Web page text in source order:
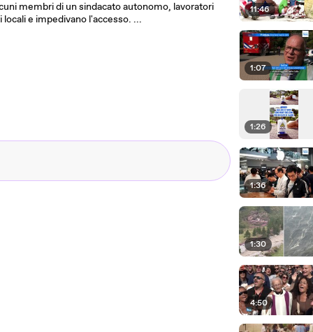
membri di un sindacato autonomo, lavoratori
e impedivano l'accesso. ...
11:46
1:07
1:26
1:36
1:30
4:50